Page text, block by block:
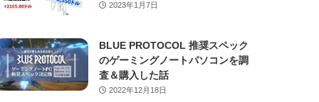
2023年1月7日
BLUE PROTOCOL 推奨スペック
のゲーミングノートパソコンを調
査＆購入した話
2022年12月18日